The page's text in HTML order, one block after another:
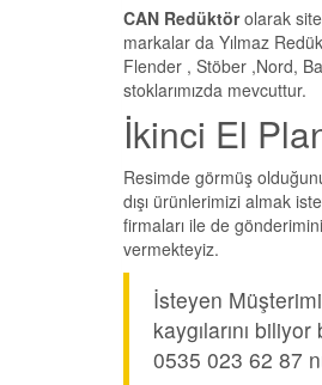
CAN Redüktörolarak
markalar da Yılmaz
Flender , Stöber ,Nord,
stoklarımızda mevcuttur.
İkinci El
Resimde görmüş
dışı ürünlerimizi almak
firmaları ile de
vermekteyiz.
İsteyen
kaygılarını
0535 023 62 87